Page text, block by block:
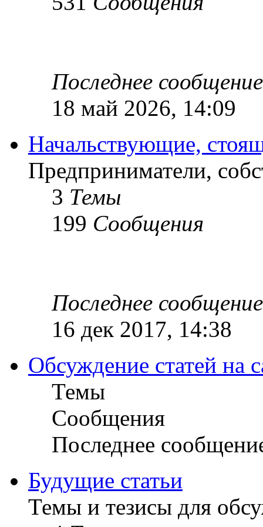
Последнее сообщение
18 май 2026, 14:09
Начальствующие,
Предприниматели,
3 Темы
199 Сообщения
Последнее сообщение
16 дек 2017, 14:38
Обсуждение статей на
Темы
Сообщения
Последнее
Будущие статьи
Темы и тезисы для